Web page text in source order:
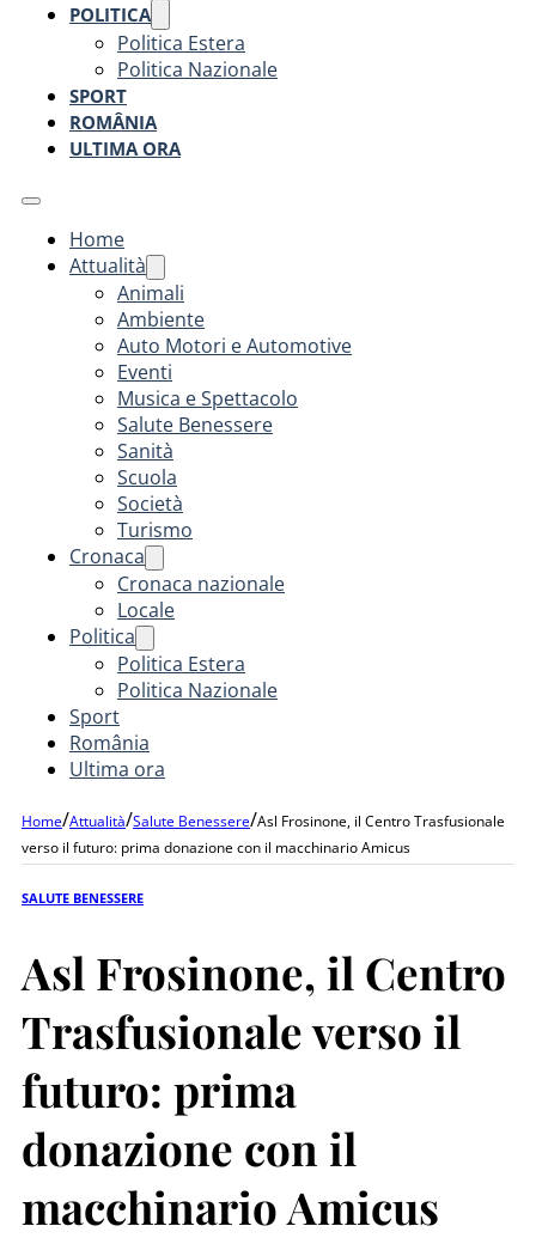
POLITICA
Politica Estera
Politica Nazionale
SPORT
ROMÂNIA
ULTIMA ORA
Home
Attualità
Animali
Ambiente
Auto Motori e Automotive
Eventi
Musica e Spettacolo
Salute Benessere
Sanità
Scuola
Società
Turismo
Cronaca
Cronaca nazionale
Locale
Politica
Politica Estera
Politica Nazionale
Sport
România
Ultima ora
Home/Attualità/Salute Benessere/Asl Frosinone, il Centro Trasfusionale
verso il futuro: prima donazione con il macchinario Amicus
SALUTE BENESSERE
Asl Frosinone, il Centro
Trasfusionale verso il
futuro: prima
donazione con il
macchinario Amicus